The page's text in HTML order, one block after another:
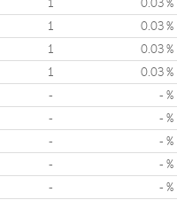
1 0.03 %
1 0.03 %
1 0.03 %
1 0.03 %
- - %
- - %
- - %
- - %
- - %